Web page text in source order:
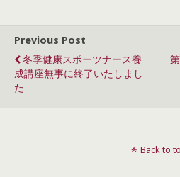
Previous Post
冬季健康スポーツナース養
成講座無事に終了いたしまし
た
Back to